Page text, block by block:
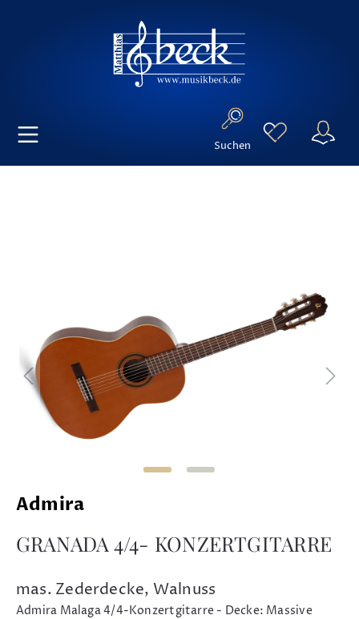
Suchen
Admira
GRANADA 4/4- KONZERTGITARRE
mas. Zederdecke, Walnuss
Admira Malaga 4/4-Konzertgitarre - Decke: Massive